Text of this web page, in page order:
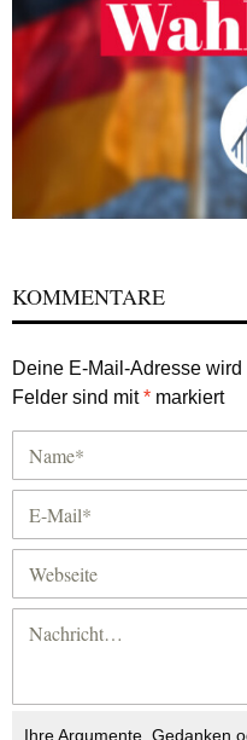
KOMMENTARE
Deine E-Mail-Adresse
Felder sind mit* markiert
Ihre Argumente, Gedanken